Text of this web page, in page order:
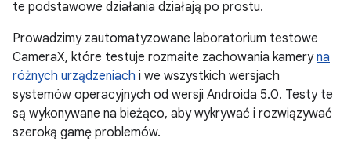
te podstawowe działania działają po prostu.
Prowadzimy zautomatyzowane laboratorium testowe
CameraX, które testuje rozmaite zachowania kameryna
różnych urządzeniach i we wszystkich wersjach
systemów operacyjnych od wersji Androida 5.0. Testy te
są wykonywane na bieżąco, aby wykrywać i rozwiązywać
szeroką gamę problemów.